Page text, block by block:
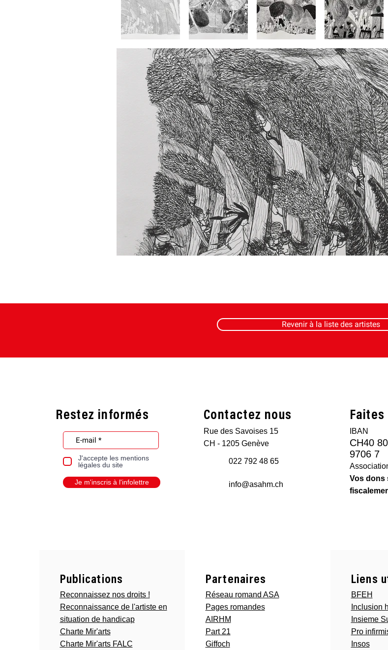
Revenir à la liste des artistes
Restez informés
J'accepte les mentions
légales du site
Je m'inscris à l'infolettre
Contactez nous
Rue des Savoises 15
CH - 1205 Genève
022 792 48 65
info@asahm.ch
Faites
IBAN
CH40
9706 7
Vos dons
Publications
Reconnaissez nos droits !
Reconnaissance de l'artiste en
situation de handicap
Charte Mir'arts
Charte Mir'arts FALC
Partenaires
Réseau romand ASA
Pages romandes
AIRHM
Part 21
Giffoch
Liens
BFEH
Inclusion
Insieme
Pro
Insos